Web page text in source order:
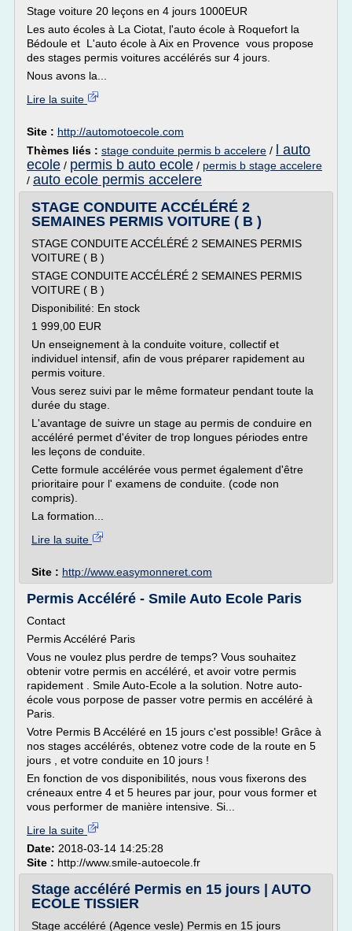
Stage voiture 20 leçons en 4 jours 1000EUR
Les auto écoles à La Ciotat, l'auto école à Roquefort la
Bédoule et L'auto école à Aix en Provence vous propose
des stages permis voitures accélérés sur 4 jours.
Nous avons la...
Lire la suite
Site : http://automotoecole.com
Thèmes liés : stage conduite permis b accelere /
l auto
ecole / permis b auto ecole / permis b stage accelere
/ auto ecole permis accelere
STAGE CONDUITE ACCÉLÉRÉ 2
SEMAINES PERMIS VOITURE ( B )
STAGE CONDUITE ACCÉLÉRÉ 2 SEMAINES PERMIS
VOITURE ( B )
STAGE CONDUITE ACCÉLÉRÉ 2 SEMAINES PERMIS
VOITURE ( B )
Disponibilité: En stock
1 999,00 EUR
Un enseignement à la conduite voiture, collectif et
individuel intensif, afin de vous préparer rapidement au
permis voiture.
Vous serez suivi par le même formateur pendant toute la
durée du stage.
L'avantage de suivre un stage au permis de conduire en
accéléré permet d'éviter de trop longues périodes entre
les leçons de conduite.
Cette formule accélérée vous permet également d'être
prioritaire pour l' examens de conduite. (code non
compris).
La formation...
Lire la suite
Site : http://www.easymonneret.com
Permis Accéléré - Smile Auto Ecole Paris
Contact
Permis Accéléré Paris
Vous ne voulez plus perdre de temps? Vous souhaitez
obtenir votre permis en accéléré, et avoir votre permis
rapidement . Smile Auto-Ecole a la solution. Notre auto-
école vous porpose de passer votre permis en accéléré à
Paris.
Votre Permis B Accéléré en 15 jours c'est possible! Grâce à
nos stages accélérés, obtenez votre code de la route en 5
jours , et votre conduite en 10 jours !
En fonction de vos disponibilités, nous vous fixerons des
créneaux entre 4 et 5 heures par jour, pour vous former et
vous performer de manière intensive. Si...
Lire la suite
Date: 2018-03-14 14:25:28
Site : http://www.smile-autoecole.fr
Stage accéléré Permis en 15 jours | AUTO
ECOLE TISSIER
Stage accéléré (Agence vesle) Permis en 15 jours